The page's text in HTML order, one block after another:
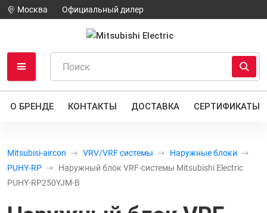
Москва Официальный дилер
О БРЕНДЕ КОНТАКТЫ ДОСТАВКА СЕРТИФИКАТЫ
Mitsubisi-aircon VRV/VRF системы
Наружные блоки
PUHY-RP
Наружный блок VRF-системы Mitsubishi Electric
PUHY-RP250YJM-B